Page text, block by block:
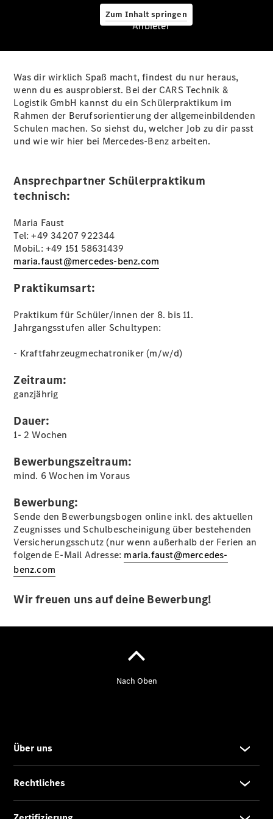
Zum Inhalt springen
Stellenangebote
Berufsausbildung
Kfz-
Mechatroniker
Kfz-Mechatroniker für
Personenkraftwagentechnik
(m/w/d)
Termin
buchen –
Hinweise
lesen
Anbieter
Was dir wirklich Spaß macht, findest du nur heraus,
wenn du es ausprobierst. Bei der CARS Technik &
Logistik GmbH kannst du ein Schülerpraktikum im
Rahmen der Berufsorientierung der allgemeinbildenden
Schulen machen. So siehst du, welcher Job zu dir passt
und wie wir hier bei Mercedes-Benz arbeiten.
Ansprechpartner Schülerpraktikum
technisch:
Maria Faust
Tel: +49 34207 922344
Mobil.: +49 151 58631439
maria.faust@mercedes-benz.com
Praktikumsart:
Praktikum für Schüler/innen der 8. bis 11.
Jahrgangsstufen aller Schultypen:
- Kraftfahrzeugmechatroniker (m/w/d)
Zeitraum:
ganzjährig
Dauer:
1- 2 Wochen
Bewerbungszeitraum:
mind. 6 Wochen im Voraus
Bewerbung:
Sende den Bewerbungsbogen online inkl. des aktuellen
Zeugnisses und Schulbescheinigung über bestehenden
Versicherungsschutz (nur wenn außerhalb der Ferien an
folgende E-Mail Adresse: maria.faust@mercedes-
benz.com
Wir freuen uns auf deine Bewerbung!